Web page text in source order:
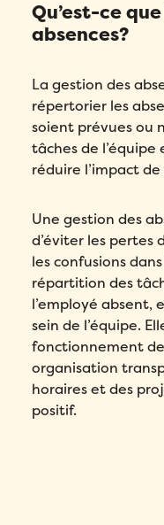
Qu’est-ce
absences?
La gestion des
répertorier les
soient prévues ou
tâches de
réduire l’impact
Une gestion des
d’éviter les pertes
les confusions
répartition des
l’employé absent,
sein de l’équipe.
fonctionnement
organisation
horaires et des
positif.